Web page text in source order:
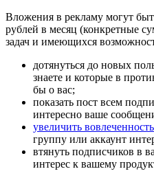
Вложения в рекламу могут
рублей в месяц (конкретные
задач и имеющихся
дотянуться до новых
знаете и которые в
бы о вас;
показать пост всем
интересно ваше
увеличить вовлеченность
группу или аккаунт
втянуть подписчиков в
интерес к вашему